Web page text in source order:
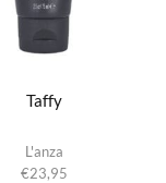
Taffy
L'anza
€23,95